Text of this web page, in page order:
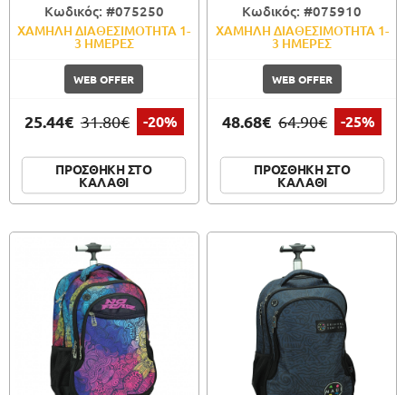
Κωδικός: #075250
ΧΑΜΗΛΗ ΔΙΑΘΕΣΙΜΟΤΗΤΑ 1-
3 ΗΜΕΡΕΣ
WEB OFFER
25.44€ 31.80€ -20%
ΠΡΟΣΘΗΚΗ ΣΤΟ
ΚΑΛΑΘΙ
Κωδικός: #075910
ΧΑΜΗΛΗ ΔΙΑΘΕΣΙΜΟΤΗΤΑ 1-
3 ΗΜΕΡΕΣ
WEB OFFER
48.68€ 64.90€ -25%
ΠΡΟΣΘΗΚΗ ΣΤΟ
ΚΑΛΑΘΙ